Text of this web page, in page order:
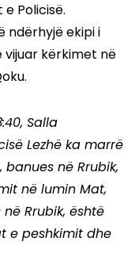
Policisë.
ndërhyjë ekipi i
vijuar kërkimet në
Salla
Lezhë ka marrë
në Rrubik,
në lumin Mat,
Rrubik, është
e peshkimit dhe